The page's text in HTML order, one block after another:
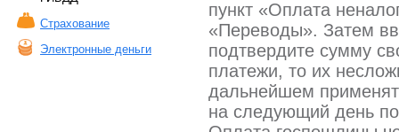
Страхование
Электронные деньги
пункт «Оплата
«Переводы». Затем
подтвердите сумму
платежи, то их
дальнейшем
на следующий день